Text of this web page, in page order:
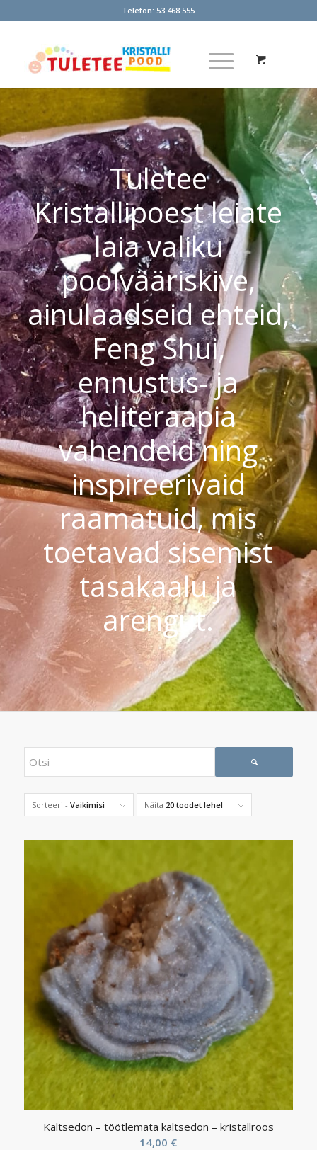
Telefon: 53 468 555
Tuletee
Kristallipoest leiate
laia valiku
poolvääriskive,
ainulaadseid ehteid,
Feng Shui,
ennustus- ja
heliteraapia
vahendeid ning
inspireerivaid
raamatuid, mis
toetavad sisemist
tasakaalu ja
arengut.
Sorteeri - Vaikimisi Näita 20 toodet lehel
Kaltsedon – töötlemata kaltsedon – kristallroos
14,00 €